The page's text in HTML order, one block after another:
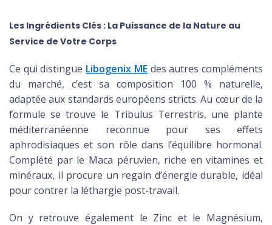
Les Ingrédients Clés : La Puissance de la Nature au
Service de Votre Corps
Ce qui distingue Libogenix MEdes autres compléments
du marché, c’est sa composition 100 % naturelle,
adaptée aux standards européens stricts. Au cœur de la
formule se trouve le Tribulus Terrestris, une plante
méditerranéenne reconnue pour ses effets
aphrodisiaques et son rôle dans l’équilibre hormonal.
Complété par le Maca péruvien, riche en vitamines et
minéraux, il procure un regain d’énergie durable, idéal
pour contrer la léthargie post-travail.
On y retrouve également le Zinc et le Magnésium,